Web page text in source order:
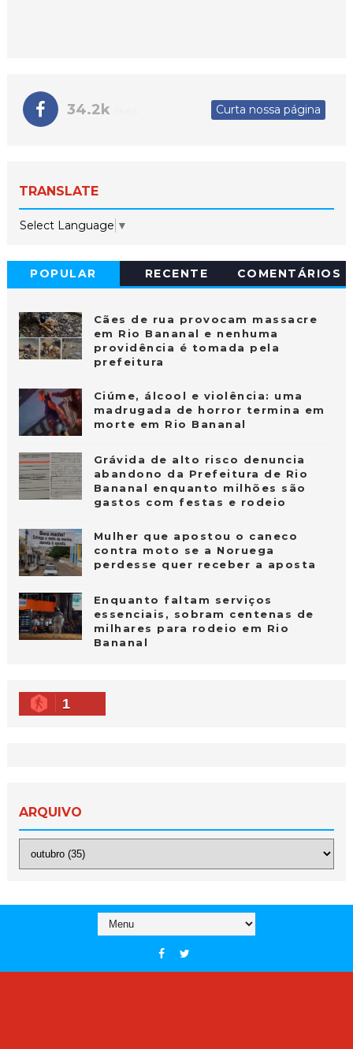
34.2k Curta nossa página
TRANSLATE
Select Language ▼
POPULAR RECENTE COMENTÁRIOS
Cães de rua provocam massacre
em Rio Bananal e nenhuma
providência é tomada pela
prefeitura
Ciúme, álcool e violência: uma
madrugada de horror termina em
morte em Rio Bananal
Grávida de alto risco denuncia
abandono da Prefeitura de Rio
Bananal enquanto milhões são
gastos com festas e rodeio
Mulher que apostou o caneco
contra moto se a Noruega
perdesse quer receber a aposta
Enquanto faltam serviços
essenciais, sobram centenas de
milhares para rodeio em Rio
Bananal
1
ARQUIVO